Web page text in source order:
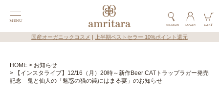
国産オーガニックコスメ 上半期ベストセラー 10%ポイント還元
HOME
お知らせ
【インスタライブ】12/16（月）20時～新作Beer CATトラップラガー発売
記念 鬼と仙人の「魅惑の猫の罠にはまる宴」のお知らせ